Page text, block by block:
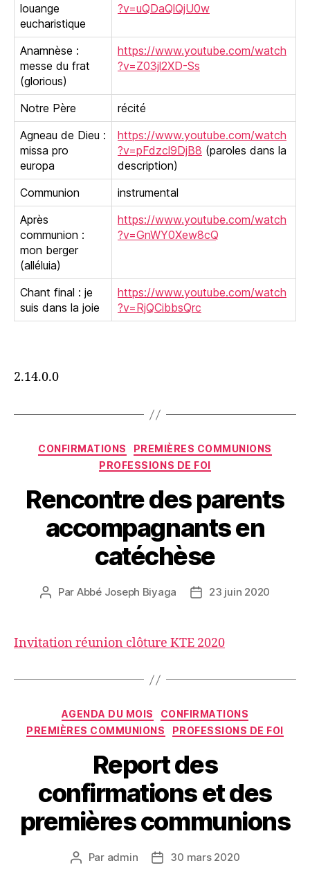
louange
eucharistique
?v=uQDaQlQjU0w
Anamnèse :
messe du frat
(glorious)
https://www.youtube.com/watch
?v=Z03jl2XD-Ss
Notre Père
récité
Agneau de Dieu :
missa pro
europa
https://www.youtube.com/watch
?v=pFdzcl9DjB8 (paroles dans la
description)
Communion
instrumental
Après
communion :
mon berger
(alléluia)
https://www.youtube.com/watch
?v=GnWY0Xew8cQ
Chant final : je
suis dans la joie
https://www.youtube.com/watch
?v=RjQCibbsQrc
2.14.0.0
Catégories
CONFIRMATIONS
PREMIÈRES COMMUNIONS
PROFESSIONS DE FOI
Rencontre des parents
accompagnants en
catéchèse
Auteur
Par Abbé Joseph Biyaga
Date23 juin 2020
Invitation réunion clôture KTE 2020
Catégories
AGENDA DU MOIS
CONFIRMATIONS
PREMIÈRES COMMUNIONS
PROFESSIONS DE FOI
Report des
confirmations et des
premières communions
Auteur
Par admin
Date30 mars 2020